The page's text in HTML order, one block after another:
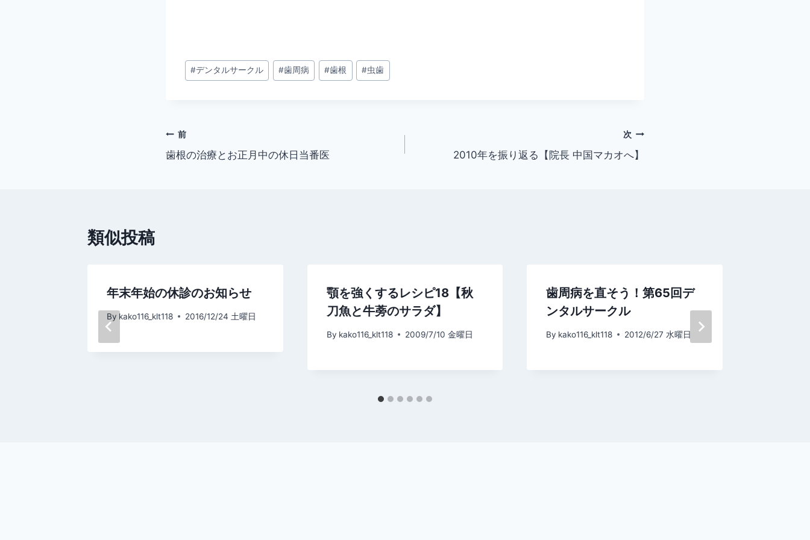
投
稿
#デンタルサークル #歯周病 #歯根 #虫歯
投
稿
シ
ョ
前
歯根の治療とお正月中の休日当番医
次
2010年を振り返る【院長 中国マカオへ】
類似投稿
年末年始の休診のお知らせ
By kako116_klt118 2016/12/24 土曜日
顎を強くするレシピ18【秋
刀魚と牛蒡のサラダ】
By kako116_klt118 2009/7/10 金曜日
歯周病を直そう！第65回デ
ンタルサークル
By kako116_klt118 2012/6/27 水曜日